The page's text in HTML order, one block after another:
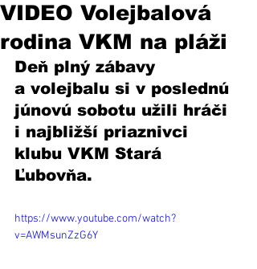
VIDEO Volejbalová
rodina VKM na pláži
Deň plný zábavy
a volejbalu si v poslednú
júnovú sobotu užili hráči
i najbližší priaznivci
klubu VKM Stará
Ľubovňa.
https://www.youtube.com/watch?
v=AWMsunZzG6Y